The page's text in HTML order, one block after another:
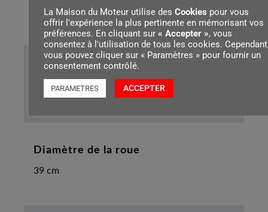
Rotation jusqu'à 270°
Sécurité
Support d'arrêt d'urgence et interrupteurs de
sécurité
Diamètre de la roue
39 cm
La Maison du Moteur utilise des Cookies pour vous
offrir l'expérience la plus pertinente en mémorisant vos
préférences. En cliquant sur « Accepter », vous
consentez à l'utilisation de tous les cookies.
vous pouvez cliquer sur « Paramètres » pour fournir un
consentement contrôlé.
PARAMETRES ACCEPTER